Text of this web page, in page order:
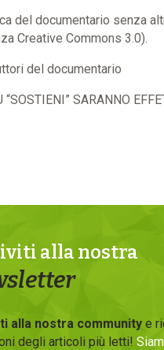
del documentario senza
Creative Commons 3.0).
del documentario
SARANNO
alla nostra
alla nostra communitye
degli articoli più letti!